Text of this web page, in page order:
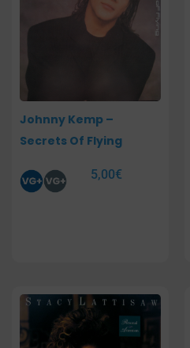
Johnny Kemp –
Secrets Of Flying
5,00€